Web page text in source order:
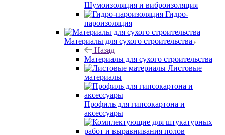
Шумоизоляция и виброизоляция
Гидро-
пароизоляция
Материалы для сухого строительства
Назад
Материалы для сухого строительства
Листовые
материалы
Профиль для гипсокартона и
аксессуары